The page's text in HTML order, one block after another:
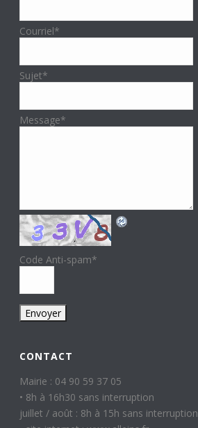
Courriel*
Sujet*
Message*
Code Anti-spam*
CONTACT
Mairie : 04 90 59 37 05
• 8h à 16h30 sans interruption
juillet / août : 8h à 15h sans interruption